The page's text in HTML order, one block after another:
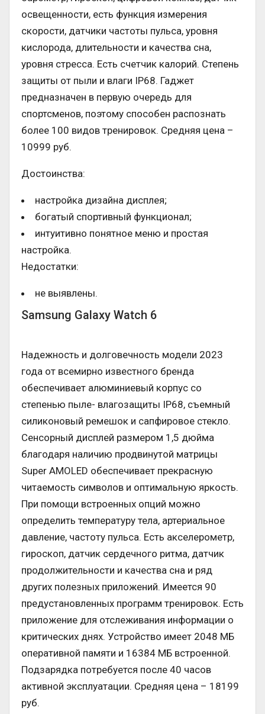
освещенности, есть функция измерения
скорости, датчики частоты пульса, уровня
кислорода, длительности и качества сна,
уровня стресса. Есть счетчик калорий. Степень
защиты от пыли и влаги IP68. Гаджет
предназначен в первую очередь для
спортсменов, поэтому способен распознать
более 100 видов тренировок. Средняя цена –
10999 руб.
Достоинства:
настройка дизайна дисплея;
богатый спортивный функционал;
интуитивно понятное меню и простая
настройка.
Недостатки:
не выявлены.
Samsung Galaxy Watch 6
Надежность и долговечность модели 2023
года от всемирно известного бренда
обеспечивает алюминиевый корпус со
степенью пыле- влагозащиты IP68, съемный
силиконовый ремешок и сапфировое стекло.
Сенсорный дисплей размером 1,5 дюйма
благодаря наличию продвинутой матрицы
Super AMOLED обеспечивает прекрасную
читаемость символов и оптимальную яркость.
При помощи встроенных опций можно
определить температуру тела, артериальное
давление, частоту пульса. Есть акселерометр,
гироскоп, датчик сердечного ритма, датчик
продолжительности и качества сна и ряд
других полезных приложений. Имеется 90
предустановленных программ тренировок. Есть
приложение для отслеживания информации о
критических днях. Устройство имеет 2048 МБ
оперативной памяти и 16384 МБ встроенной.
Подзарядка потребуется после 40 часов
активной эксплуатации. Средняя цена – 18199
руб.